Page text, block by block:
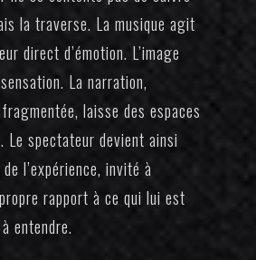
la traverse. La musique agit
direct d’émotion. L’image
La narration,
laisse des espaces
Le spectateur devient ainsi
l’expérience, invité à
rapport à ce qui lui est
entendre.